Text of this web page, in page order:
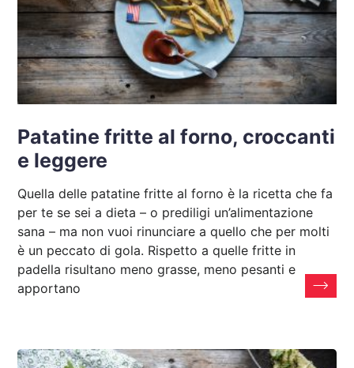
Patatine fritte al forno, croccanti
e leggere
Quella delle patatine fritte al forno è la ricetta che fa
per te se sei a dieta – o prediligi un’alimentazione
sana – ma non vuoi rinunciare a quello che per molti
è un peccato di gola. Rispetto a quelle fritte in
padella risultano meno grasse, meno pesanti e
apportano